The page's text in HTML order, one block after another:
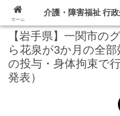
【岩手県】一関市の
ら花泉が3か月の全
の投与・身体拘束で
発表）
ホーム
介護・障害福祉 行